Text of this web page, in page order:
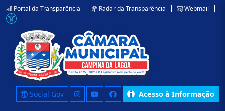
Portal da Transparência Radar da Transparência Webmail
Social Gov Acesso à Informação